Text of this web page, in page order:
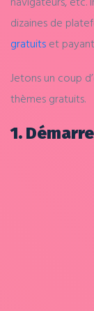
dizaines de
gratuits et
Jetons un coup
thèmes gratuits.
1.